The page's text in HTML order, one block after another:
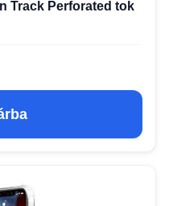
Track Perforated tok